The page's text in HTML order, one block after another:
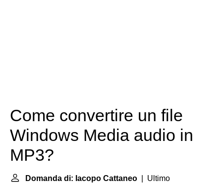
Come convertire un file
Windows Media audio in
MP3?
Domanda di: Iacopo Cattaneo | Ultimo